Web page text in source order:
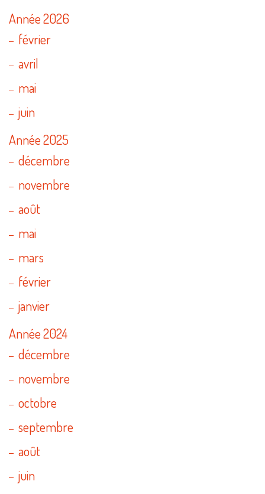
Année 2026
février
avril
mai
juin
Année 2025
décembre
novembre
août
mai
mars
février
janvier
Année 2024
décembre
novembre
octobre
septembre
août
juin